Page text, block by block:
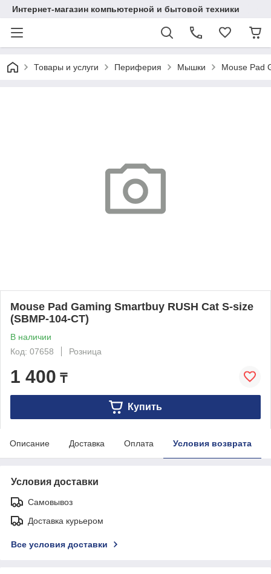
Интернет-магазин компьютерной и бытовой техники
Товары и услуги Периферия Мышки Mouse Pad
Mouse Pad Gaming Smartbuy RUSH Cat S-size
(SBMP-104-CT)
В наличии
Код: 07658
Розница
1 400 ₸
Купить
Описание Доставка Оплата Условия возврата
Условия доставки
Самовывоз
Доставка курьером
Все условия доставки